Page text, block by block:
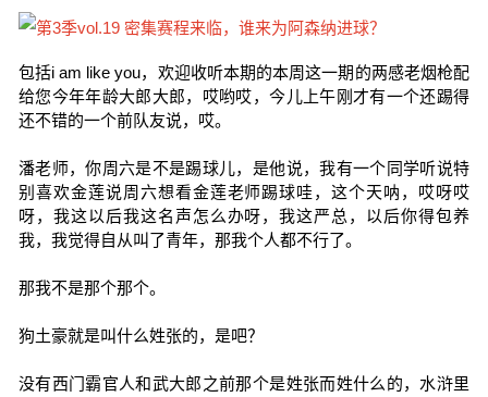
包括i am like you，欢迎收听本期的本周这一期的两感老烟枪配
给您今年年龄大郎大郎，哎哟哎，今儿上午刚才有一个还踢得
还不错的一个前队友说，哎。
潘老师，你周六是不是踢球儿，是他说，我有一个同学听说特
别喜欢金莲说周六想看金莲老师踢球哇，这个天呐，哎呀哎
呀，我这以后我这名声怎么办呀，我这严总，以后你得包养
我，我觉得自从叫了青年，那我个人都不行了。
那我不是那个那个。
狗土豪就是叫什么姓张的，是吧？
没有西门霸官人和武大郎之前那个是姓张而姓什么的，水浒里